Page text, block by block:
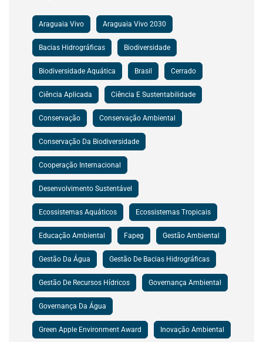
Araguaia Vivo Araguaia Vivo 2030
Bacias Hidrográficas Biodiversidade
Biodiversidade Aquática Brasil Cerrado
Ciência Aplicada Ciência E Sustentabilidade
Conservação Conservação Ambiental
Conservação Da Biodiversidade
Cooperação Internacional
Desenvolvimento Sustentável
Ecossistemas Aquáticos Ecossistemas Tropicais
Educação Ambiental Fapeg Gestão Ambiental
Gestão Da Água Gestão De Bacias Hidrográficas
Gestão De Recursos Hídricos Governança Ambiental
Governança Da Água
Green Apple Environment Award Inovação Ambiental